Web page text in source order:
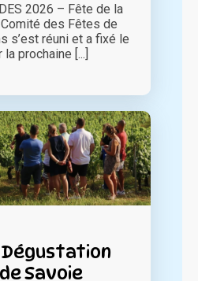
2026 – Fête de la
des Fêtes de
s’est réuni et a fixé le
la prochaine [...]
Savoie